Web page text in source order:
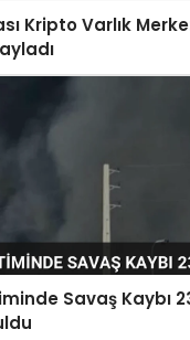
Kripto Varlık
Savaş Kaybı